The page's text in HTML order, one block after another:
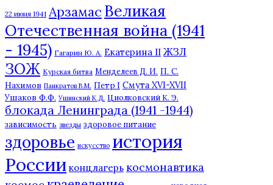
22 июня 1941 Арзамас Великая
Отечественная война (1941
- 1945) Гагарин Ю. А. Екатерина II ЖЗЛ
ЗОЖ Курская битва Менделеев Д. И. П. С.
Нахимов Панкратов В.М. Петр I Смута XVI-XVII
Ушаков Ф.Ф. Ушинский К.Д. Циолковский К. Э.
блокада Ленинграда (1941 -1944)
зависимость звезды здоровое питание
здоровье искусство история
России концлагерь космонавтика